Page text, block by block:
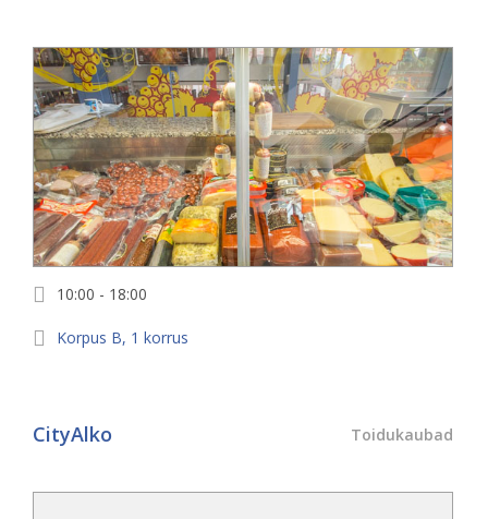
10:00 - 18:00
Korpus B, 1 korrus
CityAlko Toidukaubad